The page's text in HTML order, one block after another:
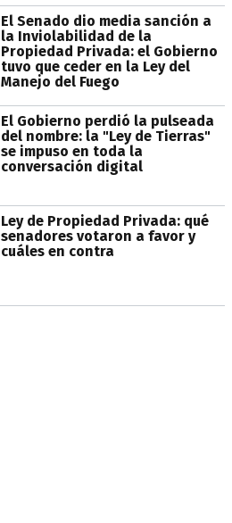
El Senado dio media sanción a
la Inviolabilidad de la
Propiedad Privada: el Gobierno
tuvo que ceder en la Ley del
Manejo del Fuego
El Gobierno perdió la pulseada
del nombre: la "Ley de Tierras"
se impuso en toda la
conversación digital
Ley de Propiedad Privada: qué
senadores votaron a favor y
cuáles en contra